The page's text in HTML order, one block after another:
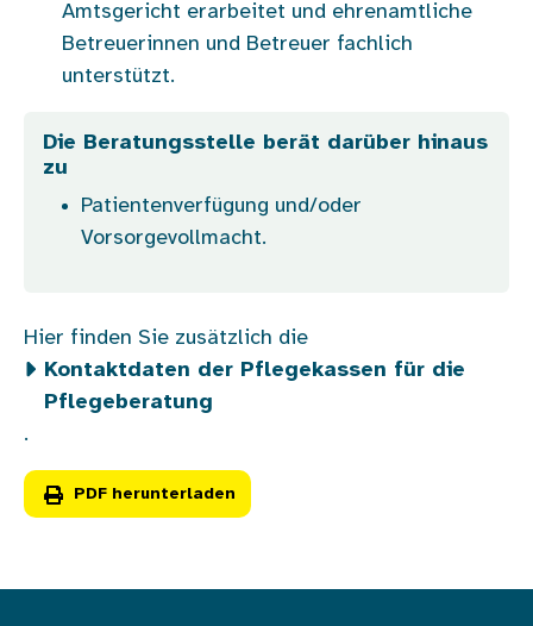
Amtsgericht erarbeitet und ehrenamtliche
Betreuerinnen und Betreuer fachlich
unterstützt.
Die Beratungsstelle berät darüber hinaus
zu
Patientenverfügung und/oder
Vorsorgevollmacht.
Hier finden Sie zusätzlich die
Kontaktdaten der Pflegekassen für die
Pflegeberatung
.
PDF herunterladen